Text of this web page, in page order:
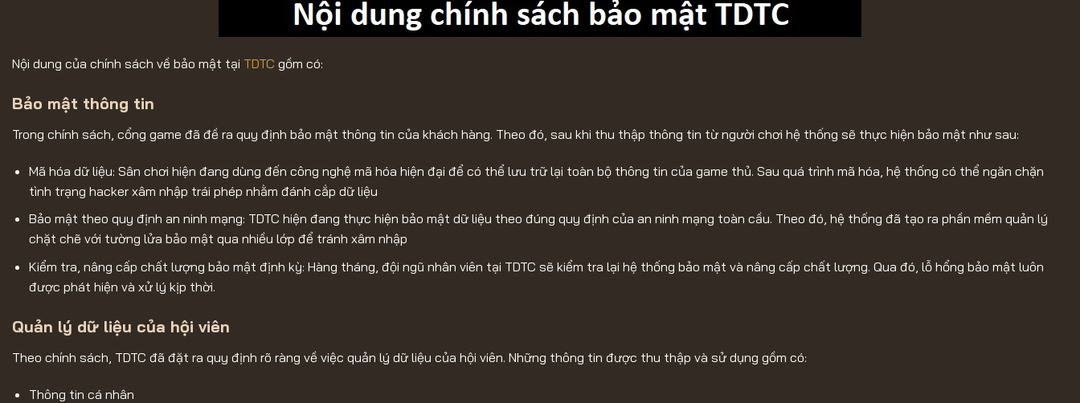
Nội dung của chính sách về bảo mật tại TDTC gồm có:
Bảo mật thông tin
Trong chính sách, cổng game đã đề ra quy định bảo mật thông tin của khách hàng. Theo đó, sau khi thu thập thông tin từ người chơi hệ thống sẽ thực hiện bảo mật như sau:
Mã hóa dữ liệu: Sân chơi hiện đang dùng đến công nghệ mã hóa hiện đại để có thể lưu trữ lại toàn bộ thông tin của game thủ. Sau quá trình mã hóa, hệ thống có thể ngăn chặn
tình trạng hacker xâm nhập trái phép nhằm đánh cắp dữ liệu
Bảo mật theo quy định an ninh mạng: TDTC hiện đang thực hiện bảo mật dữ liệu theo đúng quy định của an ninh mạng toàn cầu. Theo đó, hệ thống đã tạo ra phần mềm quản lý
chặt chẽ với tường lửa bảo mật qua nhiều lớp để tránh xâm nhập
Kiểm tra, nâng cấp chất lượng bảo mật định kỳ: Hàng tháng, đội ngũ nhân viên tại TDTC sẽ kiểm tra lại hệ thống bảo mật và nâng cấp chất lượng. Qua đó, lỗ hổng bảo mật luôn
được phát hiện và xử lý kịp thời.
Quản lý dữ liệu của hội viên
Theo chính sách, TDTC đã đặt ra quy định rõ ràng về việc quản lý dữ liệu của hội viên. Những thông tin được thu thập và sử dụng gồm có:
Thông tin cá nhân